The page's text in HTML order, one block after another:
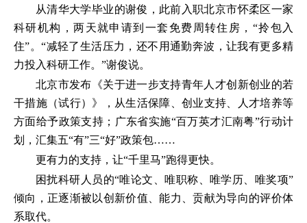
从清华大学毕业的谢俊，此前入职北京市怀柔区一家
科研机构，两天就申请到一套免费周转住房，“拎包入
住”。“减轻了生活压力，还不用通勤奔波，让我有更多精
力投入科研工作。”谢俊说。
北京市发布《关于进一步支持青年人才创新创业的若
干措施（试行）》，从生活保障、创业支持、人才培养等
方面给予政策支持；广东省实施“百万英才汇南粤”行动计
划，汇集五“有”三“好”政策包……
更有力的支持，让“千里马”跑得更快。
困扰科研人员的“唯论文、唯职称、唯学历、唯奖项”
倾向，正逐渐被以创新价值、能力、贡献为导向的评价体
系取代。